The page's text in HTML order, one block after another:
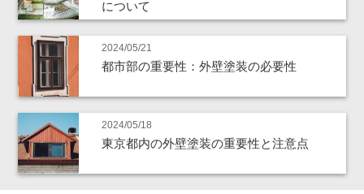
について
2024/05/21
都市部の重要性：外壁塗装の必要性
2024/05/18
東京都内の外壁塗装の重要性と注意点